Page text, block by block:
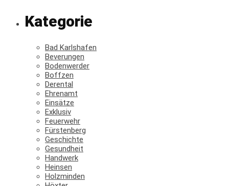
Kategorie
Bad Karlshafen
Beverungen
Bodenwerder
Boffzen
Derental
Ehrenamt
Einsätze
Exklusiv
Feuerwehr
Fürstenberg
Geschichte
Gesundheit
Handwerk
Heinsen
Holzminden